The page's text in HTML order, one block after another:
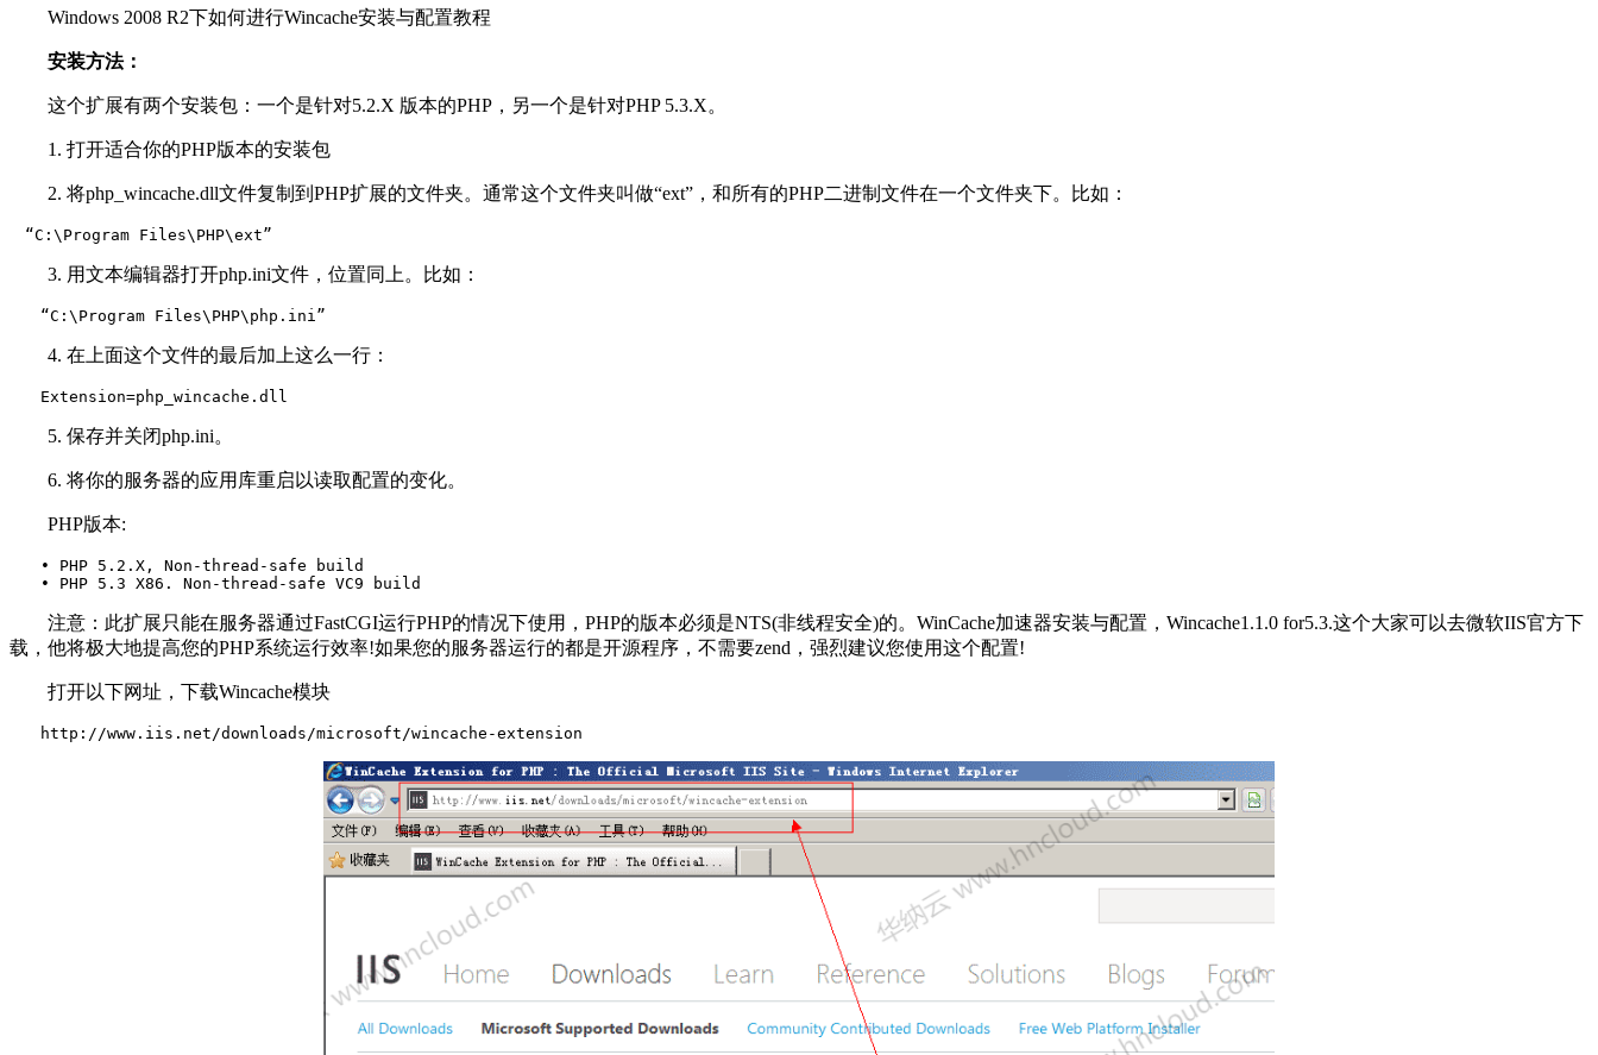
Windows 2008 R2下如何进行Wincache安装与配置教程
安装方法：
这个扩展有两个安装包：一个是针对5.2.X 版本的PHP，另一个是针对PHP 5.3.X。
1. 打开适合你的PHP版本的安装包
2. 将php_wincache.dll文件复制到PHP扩展的文件夹。通常这个文件夹叫做“ext”，和所有的PHP二进制文件在一个文件夹下。比如：
“C:\Program Files\PHP\ext”
3. 用文本编辑器打开php.ini文件，位置同上。比如：
“C:\Program Files\PHP\php.ini”
4. 在上面这个文件的最后加上这么一行：
Extension=php_wincache.dll
5. 保存并关闭php.ini。
6. 将你的服务器的应用库重启以读取配置的变化。
PHP版本:
• PHP 5.2.X, Non-thread-safe build
• PHP 5.3 X86. Non-thread-safe VC9 build
注意：此扩展只能在服务器通过FastCGI运行PHP的情况下使用，PHP的版本必须是NTS(非线程安全)的。WinCache加速器安装与配置，Wincache1.1.0 for5.3.这个大家可以去微软IIS官方下
载，他将极大地提高您的PHP系统运行效率!如果您的服务器运行的都是开源程序，不需要zend，强烈建议您使用这个配置!
打开以下网址，下载Wincache模块
http://www.iis.net/downloads/microsoft/wincache-extension